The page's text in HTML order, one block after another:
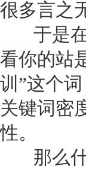
很多言之
于是在
看你的站
训”这个
关键词密
性。
那么什